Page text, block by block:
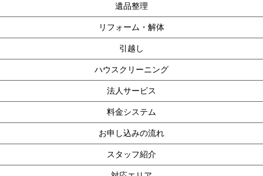
遺品整理
リフォーム・解体
引越し
ハウスクリーニング
法人サービス
料金システム
お申し込みの流れ
スタッフ紹介